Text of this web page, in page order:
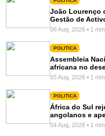
João Lourenço
Gestão de
06 Aug, 2026 • 1 min
POLITICA
Assembleia
africana no
05 Aug, 2026 • 1 min
POLITICA
África do Sul
angolanos e
04 Aug, 2026 • 1 min